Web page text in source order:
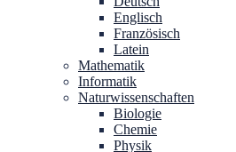
Englisch
Französisch
Latein
Mathematik
Informatik
Naturwissenschaften
Biologie
Chemie
Physik